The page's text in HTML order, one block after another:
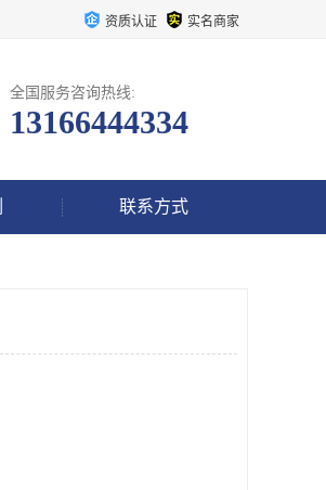
资质认证 实名商家
全国服务咨询热线:
13166444334
联系方式